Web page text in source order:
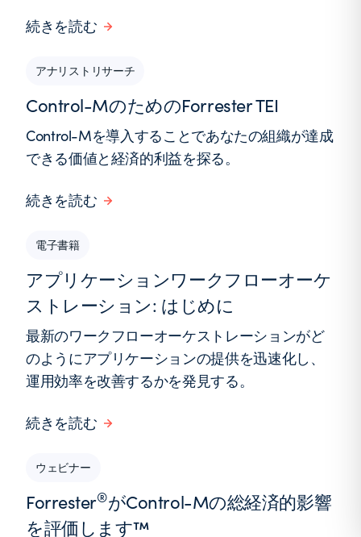
続きを読む
アナリストリサーチ
Control-MのためのForrester TEI
Control-Mを導入することであなたの組織が達成
できる価値と経済的利益を探る。
続きを読む
電子書籍
アプリケーションワークフローオーケ
ストレーション: はじめに
最新のワークフローオーケストレーションがど
のようにアプリケーションの提供を迅速化し、
運用効率を改善するかを発見する。
続きを読む
ウェビナー
Forrester®がControl-Mの総経済的影響
を評価します™